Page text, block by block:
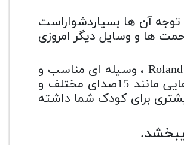
توجه آن ها بسیاردشواراست
ها و وسایل دیگر امروزی
پیانو دیجیتال رولند مدل RP30 به عنوان پیانوی دیجیتالی سطح ابتدایی Roland ، وسیله ای مناسب و
مقرون به صرفه برای وارد کردن موسیقی به خانه شماست که با ویژگی هایی مانند 15صدای مختلف و
برای کودک شما داشته